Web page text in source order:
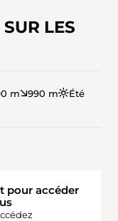
LES
m 990 m
Été
pour accéder